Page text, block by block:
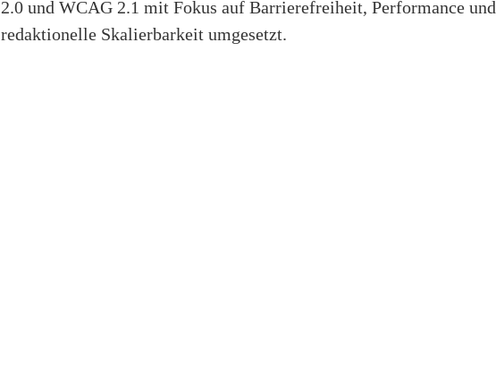
2.0 und WCAG 2.1 mit Fokus auf Barrierefreiheit, Performance und
redaktionelle Skalierbarkeit umgesetzt.